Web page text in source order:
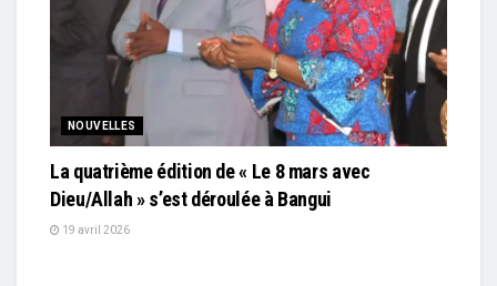
NOUVELLES
La quatrième édition de « Le 8 mars avec
Dieu/Allah » s’est déroulée à Bangui
19 avril 2026